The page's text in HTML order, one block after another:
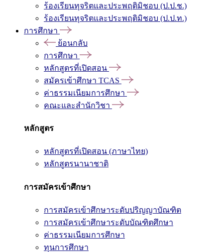
ร้องเรียนทุจริตและประพฤติมิชอบ (ป.ป.ช.)
ร้องเรียนทุจริตและประพฤติมิชอบ (ป.ป.ท.)
การศึกษา
ย้อนกลับ
การศึกษา
หลักสูตรที่เปิดสอน
สมัครเข้าศึกษา TCAS
ค่าธรรมเนียมการศึกษา
คณะและสำนักวิชา
หลักสูตร
หลักสูตรที่เปิดสอน (ภาษาไทย)
หลักสูตรนานาชาติ
การสมัครเข้าศึกษา
การสมัครเข้าศึกษาระดับปริญญาบัณฑิต
การสมัครเข้าศึกษาระดับบัณฑิตศึกษา
ค่าธรรมเนียมการศึกษา
ทุนการศึกษา